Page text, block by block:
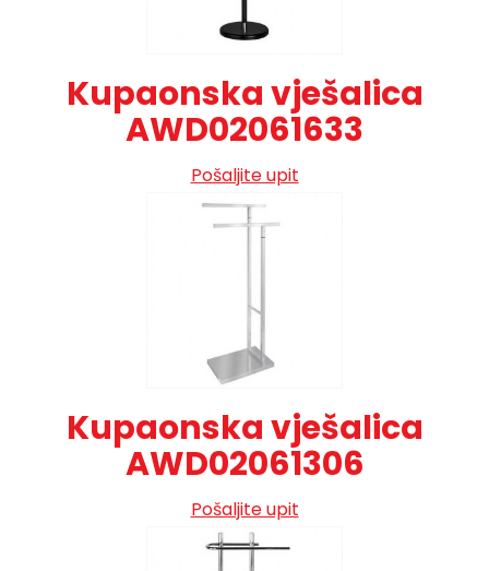
Kupaonska vješalica
AWD02061633
Pošaljite upit
Kupaonska vješalica
AWD02061306
Pošaljite upit